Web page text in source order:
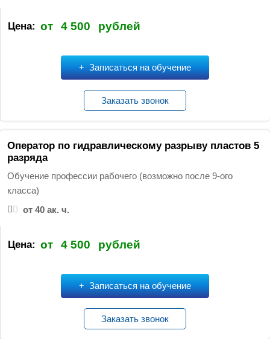
Цена: от 4 500 рублей
Записаться на обучение
Заказать звонок
Оператор по гидравлическому разрыву пластов 5
разряда
Обучение профессии рабочего (возможно после 9-ого
класса)
от 40 ак. ч.
Цена: от 4 500 рублей
Записаться на обучение
Заказать звонок